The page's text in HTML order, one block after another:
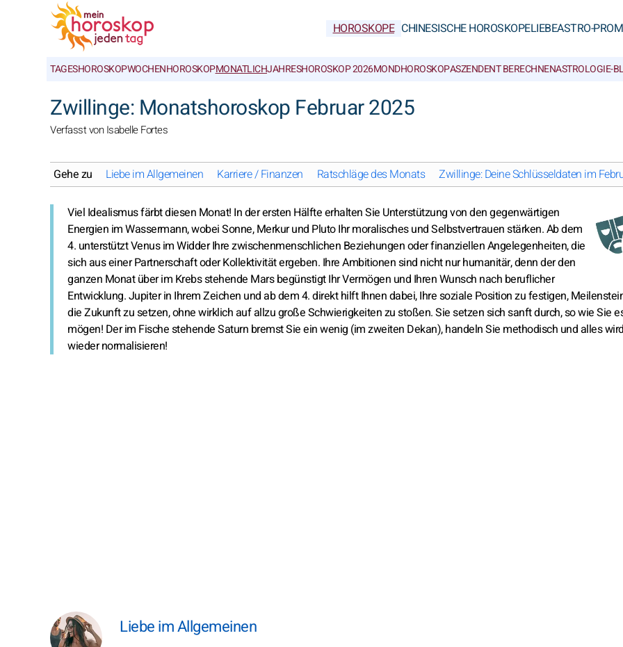
HOROSKOPE CHINESISCHE HOROSKOPELIEBEASTRO-
TAGESHOROSKOPWOCHENHOROSKOPMONATLICHJAHRESHOROSKOP 2026MONDHOROSKOPASZENDENT BERECHNENASTROLOGIE-
Zwillinge: Monatshoroskop Februar 2025
Verfasst von Isabelle Fortes
Gehe zu Liebe im Allgemeinen Karriere / Finanzen Ratschläge des Monats Zwillinge: Deine Schlüsseldaten im
Viel Idealismus färbt diesen Monat! In der ersten Hälfte erhalten Sie Unterstützung von den gegenwärtigen
Energien im Wassermann, wobei Sonne, Merkur und Pluto Ihr moralisches und Selbstvertrauen stärken. Ab dem
4. unterstützt Venus im Widder Ihre zwischenmenschlichen Beziehungen oder finanziellen Angelegenheiten, die
sich aus einer Partnerschaft oder Kollektivität ergeben. Ihre Ambitionen sind nicht nur humanitär, denn der den
ganzen Monat über im Krebs stehende Mars begünstigt Ihr Vermögen und Ihren Wunsch nach beruflicher
Entwicklung. Jupiter in Ihrem Zeichen und ab dem 4. direkt hilft Ihnen dabei, Ihre soziale Position zu festigen,
die Zukunft zu setzen, ohne wirklich auf allzu große Schwierigkeiten zu stoßen. Sie setzen sich sanft durch, so wie Sie
mögen! Der im Fische stehende Saturn bremst Sie ein wenig (im zweiten Dekan), handeln Sie methodisch und alles
wieder normalisieren!
Liebe im Allgemeinen